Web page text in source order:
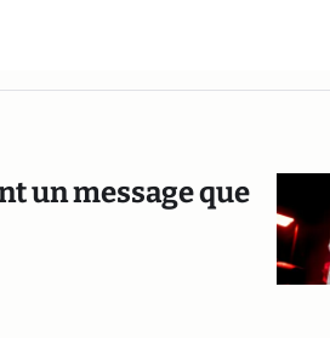
un message que